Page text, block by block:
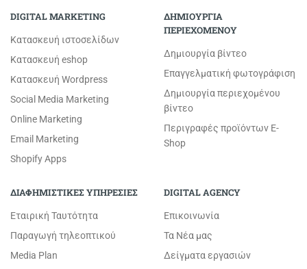
DIGITAL MARKETING
Κατασκευή ιστοσελίδων
Κατασκευή eshop
Κατασκευή Wordpress
Social Media Marketing
Online Marketing
Email Marketing
Shopify Apps
ΔΗΜΙΟΥΡΓΙΑ
ΠΕΡΙΕΧΟΜΕΝΟΥ
Δημιουργία βίντεο
Επαγγελματική φωτογράφιση
Δημιουργία περιεχομένου
βίντεο
Περιγραφές προϊόντων E-
Shop
ΔΙΑΦΗΜΙΣΤΙΚΕΣ ΥΠΗΡΕΣΙΕΣ
Εταιρική Ταυτότητα
Παραγωγή τηλεοπτικού
Media Plan
DIGITAL AGENCY
Επικοινωνία
Τα Νέα μας
Δείγματα εργασιών